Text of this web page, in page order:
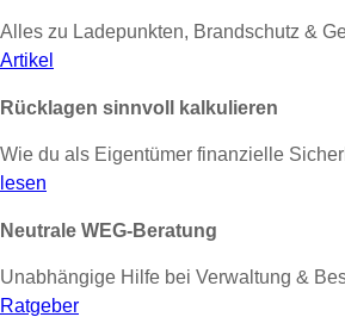
Alles zu Ladepunkten, Brandschutz &
Artikel
Rücklagen sinnvoll kalkulieren
Wie du als Eigentümer finanzielle
lesen
Neutrale WEG-Beratung
Unabhängige Hilfe bei Verwaltung &
Ratgeber